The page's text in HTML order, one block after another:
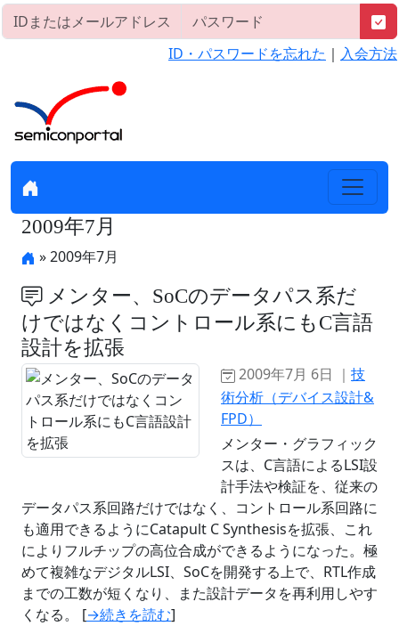
ID・パスワードを忘れた ｜ 入会方法
2009年7月
» 2009年7月
メンター、SoCのデータパス系だ
けではなくコントロール系にもC言語
設計を拡張
2009年7月 6日 ｜ 技
術分析（デバイス設計&
FPD）
メンター・グラフィック
スは、C言語によるLSI設
計手法や検証を、従来の
データパス系回路だけではなく、コントロール系回路に
も適用できるようにCatapult C Synthesisを拡張、これ
によりフルチップの高位合成ができるようになった。極
めて複雑なデジタルLSI、SoCを開発する上で、RTL作成
までの工数が短くなり、また設計データを再利用しやす
くなる。 [→続きを読む]